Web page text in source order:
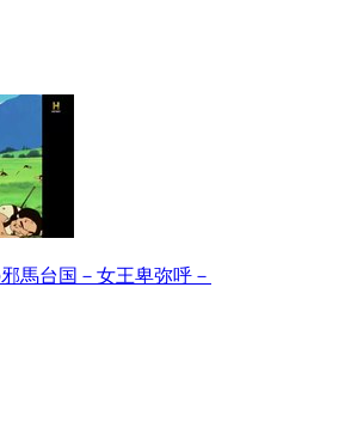
馬台国－女王卑弥呼－